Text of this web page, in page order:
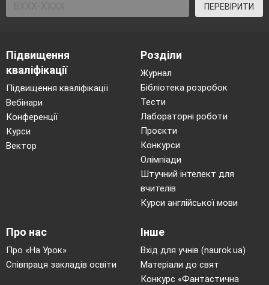
ПЕРЕВІРИТИ
Підвищення
кваліфікації
Підвищення кваліфікації
Вебінари
Конференції
Курси
Вектор
Розділи
Журнал
Бібліотека розробок
Тести
Лабораторні роботи
Проєкти
Конкурси
Олімпіади
Штучний інтелект для
вчителів
Курси англійської мови
Про нас
Про «На Урок»
Співпраця закладів освіти
Інше
Вхід для учнів (naurok.ua)
Матеріали до свят
Конкурс «Фантастична